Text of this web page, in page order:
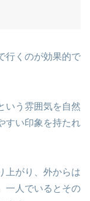
行くのが効果的で
いう雰囲気を自然
すい印象を持たれ
上がり、外からは
一人でいるとその